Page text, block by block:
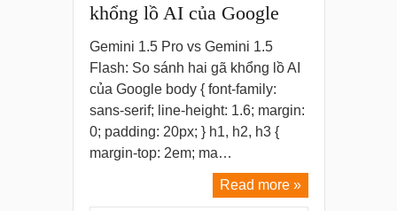
khổng lồ AI của Google
Gemini 1.5 Pro vs Gemini 1.5
Flash: So sánh hai gã khổng lồ AI
của Google body { font-family:
sans-serif; line-height: 1.6; margin:
0; padding: 20px; } h1, h2, h3 {
margin-top: 2em; ma…
Read more »